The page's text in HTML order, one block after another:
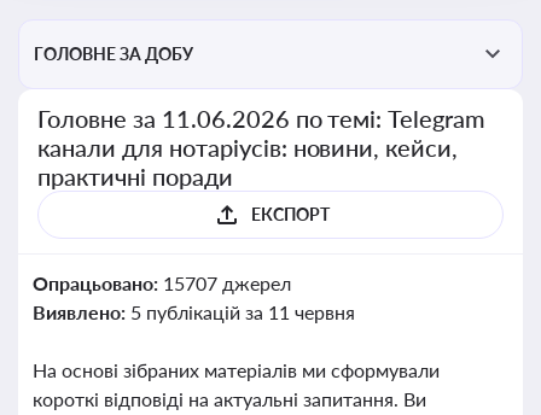
ГОЛОВНЕ ЗА ДОБУ
Головне за 11.06.2026 по темі: Telegram
канали для нотаріусів: новини, кейси,
практичні поради
ЕКСПОРТ
Опрацьовано: 15707 джерел
Виявлено: 5 публікацій за 11 червня
На основі зібраних матеріалів ми сформували
короткі відповіді на актуальні запитання. Ви